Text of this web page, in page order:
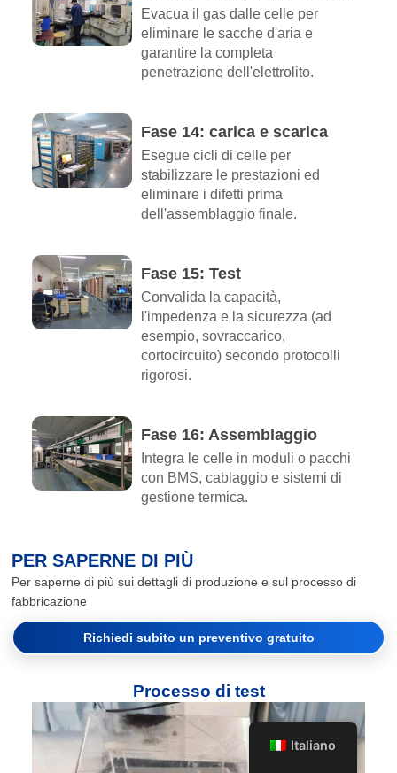
Evacua il gas dalle celle per
eliminare le sacche d'aria e
garantire la completa
penetrazione dell'elettrolito.
Fase 14: carica e scarica
Esegue cicli di celle per
stabilizzare le prestazioni ed
eliminare i difetti prima
dell'assemblaggio finale.
Fase 15: Test
Convalida la capacità,
l'impedenza e la sicurezza (ad
esempio, sovraccarico,
cortocircuito) secondo protocolli
rigorosi.
Fase 16: Assemblaggio
Integra le celle in moduli o pacchi
con BMS, cablaggio e sistemi di
gestione termica.
PER SAPERNE DI PIÙ
Per saperne di più sui dettagli di produzione e sul processo di
fabbricazione
Richiedi subito un preventivo gratuito
Processo di test
Italiano